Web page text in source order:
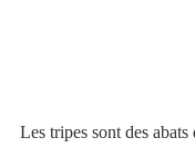
Les tripes sont des